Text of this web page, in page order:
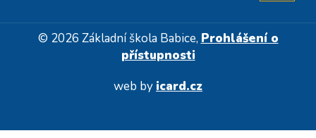
© 2026 Základní škola Babice, Prohlášení o
přístupnosti
web by icard.cz